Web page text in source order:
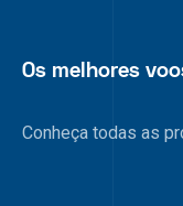
Os melhores
Conheça todas as